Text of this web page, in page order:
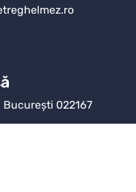
022167